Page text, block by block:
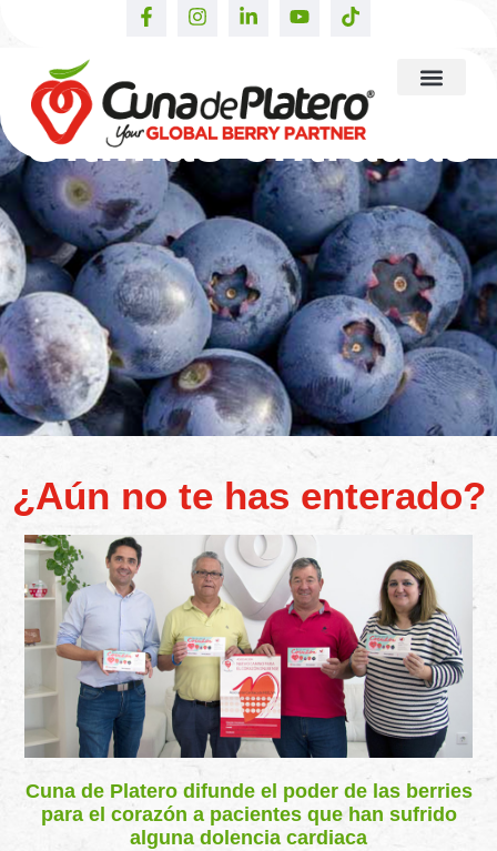
Últimas entradas
¿Aún no te has enterado?
Cuna de Platero difunde el poder de las berries
para el corazón a pacientes que han sufrido
alguna dolencia cardiaca